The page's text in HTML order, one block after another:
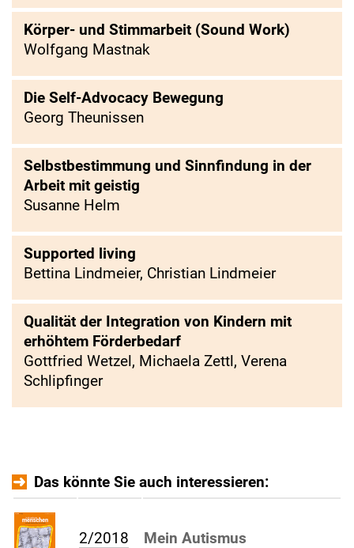
Körper- und Stimmarbeit (Sound Work)
Wolfgang Mastnak
Die Self-Advocacy Bewegung
Georg Theunissen
Selbstbestimmung und Sinnfindung in der
Arbeit mit geistig
Susanne Helm
Supported living
Bettina Lindmeier, Christian Lindmeier
Qualität der Integration von Kindern mit
erhöhtem Förderbedarf
Gottfried Wetzel, Michaela Zettl, Verena
Schlipfinger
Das könnte Sie auch interessieren:
2/2018 Mein Autismus